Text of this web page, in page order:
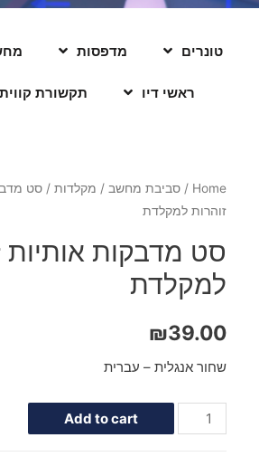
טונרים מדפסות
ראשי דיו תקשורת
Home
/ סביבת מחשב / מקלדות/ סט
זוהרות למקלדת
סט מדבקות אותיות
למקלדת
₪39.00
שחור אנגלית – עברית
Add to cart